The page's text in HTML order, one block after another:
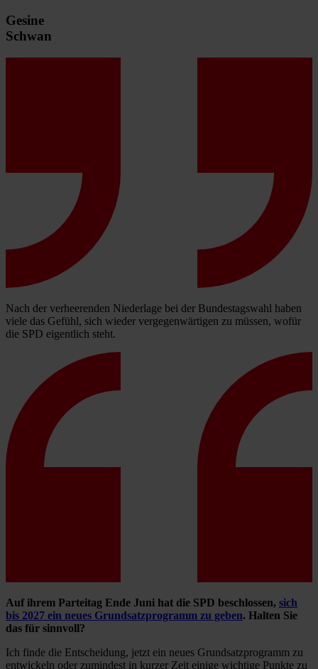
Gesine
Schwan
Nach der verheerenden Niederlage bei der Bundestagswahl haben
viele das Gefühl, sich wieder vergegenwärtigen zu müssen, wofür
die SPD eigentlich steht.
Auf ihrem Parteitag Ende Juni hat die SPD beschlossen, sich
bis 2027 ein neues Grundsatzprogramm zu geben. Halten Sie
das für sinnvoll?
Ich finde die Entscheidung, jetzt ein neues Grundsatzprogramm zu
entwickeln oder zumindest in kurzer Zeit einige wichtige Punkte zu